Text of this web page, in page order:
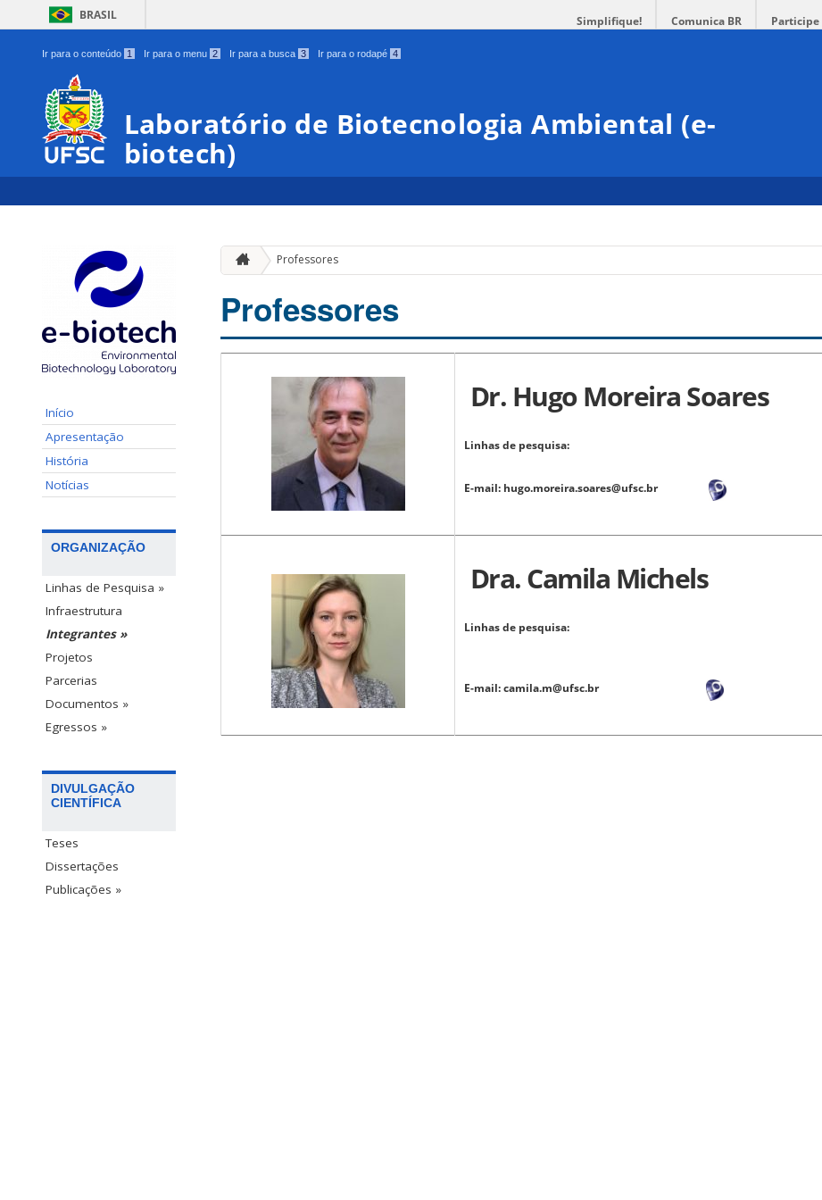
BRASIL Simplifique! Comunica BR Participe
Ir para o conteúdo 1 Ir para o menu 2 Ir para a busca 3 Ir para o rodapé 4
Laboratório de Biotecnologia Ambiental (e-
biotech)
Início
Apresentação
História
Notícias
ORGANIZAÇÃO
Linhas de Pesquisa »
Infraestrutura
Integrantes »
Projetos
Parcerias
Documentos »
Egressos »
DIVULGAÇÃO
CIENTÍFICA
Teses
Dissertações
Publicações »
Professores
Professores
Dr. Hugo MoreiraSoares
Linhas de pesquisa:
E-mail: hugo.moreira.soares@ufsc.br
Dra. Camila Michels
Linhas de pesquisa:
E-mail:camila.m@ufsc.br